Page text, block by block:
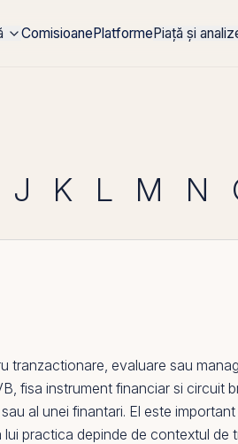
ComisioanePlatformePiață și
J K L M N
tranzactionare, evaluare sau
, fisa instrument financiar si circuit
al unei finantari. El este
practica depinde de contextul